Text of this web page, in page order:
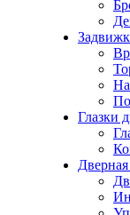
Глазки